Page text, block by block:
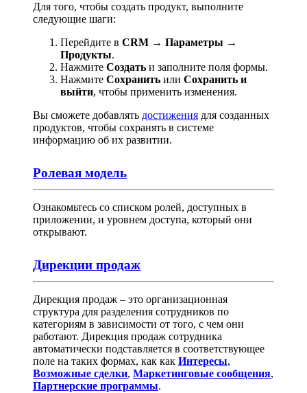
Для того, чтобы создать продукт, выполните
следующие шаги:
Перейдите в CRM → Параметры →
Продукты.
Нажмите Создать и заполните поля формы.
Нажмите Сохранить или Сохранить и
выйти, чтобы применить изменения.
Вы сможете добавлять достижения для созданных
продуктов, чтобы сохранять в системе
информацию об их развитии.
Ролевая модель
Ознакомьтесь со списком ролей, доступных в
приложении, и уровнем доступа, который они
открывают.
Дирекции продаж
Дирекция продаж – это организационная
структура для разделения сотрудников по
категориям в зависимости от того, с чем они
работают. Дирекция продаж сотрудника
автоматически подставляется в соответствующее
поле на таких формах, как как Интересы,
Возможные сделки, Маркетинговые сообщения,
Партнерские программы.